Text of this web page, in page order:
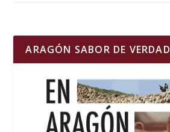
ARAGÓN SABOR DE VERDAD